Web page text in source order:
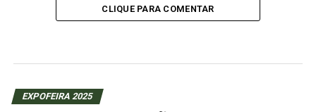
CLIQUE PARA COMENTAR
EXPOFEIRA 2025